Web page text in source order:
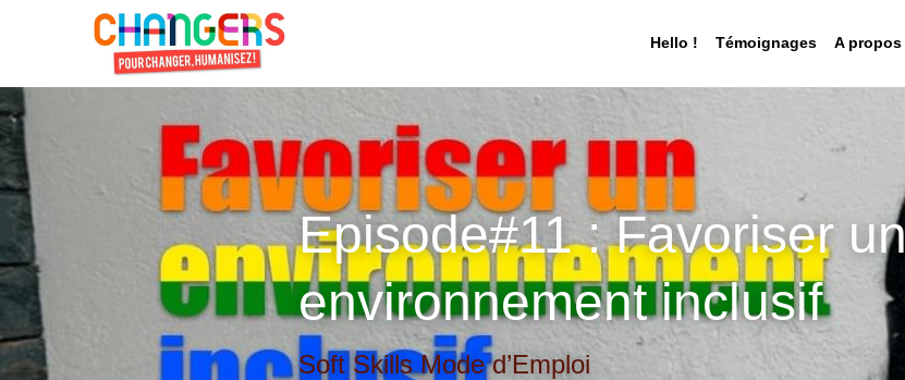
Hello ! Témoignages A propos
Episode#11 : Favoriser un
environnement inclusif
Soft Skills Mode d’Emploi